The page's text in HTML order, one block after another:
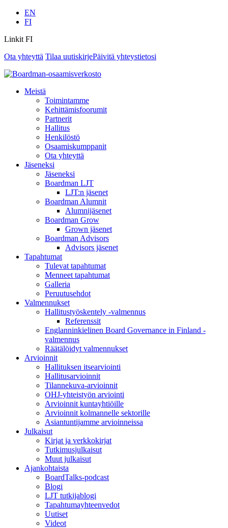
EN
FI
Linkit FI
Ota yhteyttä Tilaa uutiskirjePäivitä yhteystietosi
Meistä
Toimintamme
Kehittämisfoorumit
Partnerit
Hallitus
Henkilöstö
Osaamiskumppanit
Ota yhteyttä
Jäseneksi
Jäseneksi
Boardman LJT
LJT:n jäsenet
Boardman Alumnit
Alumnijäsenet
Boardman Grow
Grown jäsenet
Boardman Advisors
Advisors jäsenet
Tapahtumat
Tulevat tapahtumat
Menneet tapahtumat
Galleria
Peruutusehdot
Valmennukset
Hallitustyöskentely -valmennus
Referenssit
Englanninkielinen Board Governance in Finland -
valmennus
Räätälöidyt valmennukset
Arvioinnit
Hallituksen itsearviointi
Hallitusarvioinnit
Tilannekuva-arvioinnit
OHJ-yhteistyön arviointi
Arvioinnit kuntayhtiöille
Arvioinnit kolmannelle sektorille
Asiantuntijamme arvioinneissa
Julkaisut
Kirjat ja verkkokirjat
Tutkimusjulkaisut
Muut julkaisut
Ajankohtaista
BoardTalks-podcast
Blogi
LJT tutkijablogi
Tapahtumayhteenvedot
Uutiset
Videot